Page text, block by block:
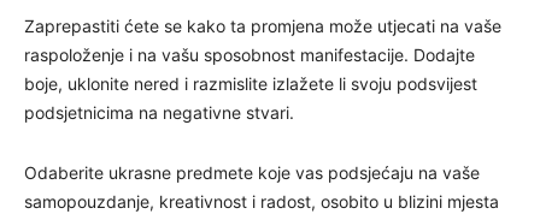
Zaprepastiti ćete se kako ta promjena može utjecati na vaše
raspoloženje i na vašu sposobnost manifestacije. Dodajte
boje, uklonite nered i razmislite izlažete li svoju podsvijest
podsjetnicima na negativne stvari.
Odaberite ukrasne predmete koje vas podsjećaju na vaše
samopouzdanje, kreativnost i radost, osobito u blizini mjesta